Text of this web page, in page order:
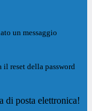
un messaggio
il reset della password
di posta elettronica!